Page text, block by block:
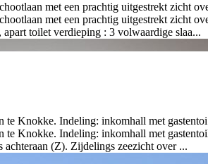
met een prachtig uitgestrekt zicht
met een prachtig uitgestrekt zicht
toilet verdieping : 3 volwaardige slaa...
te Knokke. Indeling: inkomhall met
te Knokke. Indeling: inkomhall met
achteraan (Z). Zijdelings zeezicht over ...